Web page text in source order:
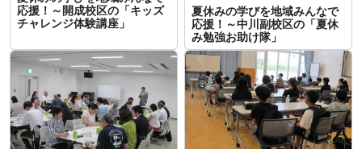
応援！～開成校区の「キッズ
チャレンジ体験講座」
夏休みの学びを地域みんなで
応援！～中川副校区の「夏休
み勉強お助け隊」